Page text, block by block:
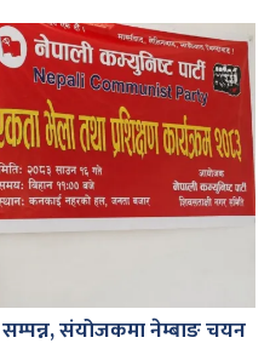
संयोजकमा नेम्बाङ चयन